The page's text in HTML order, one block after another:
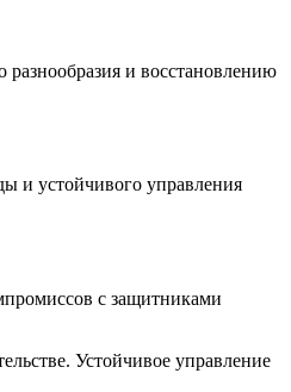
и восстановлению
и устойчивого управления
с защитниками
Устойчивое управление